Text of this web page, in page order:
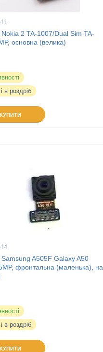
2 TA-1007/Dual Sim TA-
основна (велика)
в роздріб
КУПИТИ
A505F Galaxy A50
фронтальна (маленька), на
в роздріб
КУПИТИ